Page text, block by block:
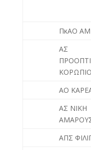
ΠκΑΟ
ΑΣ
ΑΟ
ΑΣ ΝΙΚΗ
ΑΠΣ